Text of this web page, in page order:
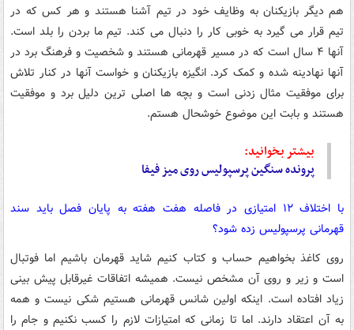
هم دیگر بازیکنان به وظایف خود در تیم آشنا هستند و هر کس که در
تیم قرار می گیرد به خوبی کار را دنبال می کند. تیم ما بردن را بلد است.
آنها ۴ سال است که در مسیر قهرمانی هستند و شخصیت و فرهنگ برد در
آنها نهادینه شده و کمک کرد. انگیزه بازیکنان و خواست آنها در کنار تلاش
برای موفقیت مثال زدنی است و بچه ها اصلی ترین دلیل برد و موفقیت
هستند و بابت این موضوع خوشحال هستم.
بیشتر بخوانید:
پرونده سنگین پرسپولیس روی میز فیفا
با اختلاف ۱۲ امتیازی در فاصله هفت هفته به پایان فصل باید سند
قهرمانی پرسپولیس زده شود؟
روی کاغذ بخواهیم حساب و کتاب کنیم شاید قهرمان باشیم اما فوتبال
است و زیر و روی آن مشخص نیست. همیشه اتفاقات غیرقابل پیش بینی
زیاد افتاده است. اینکه اولین شانس قهرمانی هستیم شکی نیست و همه
به آن اعتقاد دارند. اما تا زمانی که امتیازات لازم را کسب نکنیم و جام را